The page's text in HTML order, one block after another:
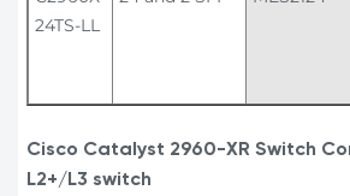
24TS-LL
Cisco Catalyst 2960-XR Switch
L2+/L3 switch